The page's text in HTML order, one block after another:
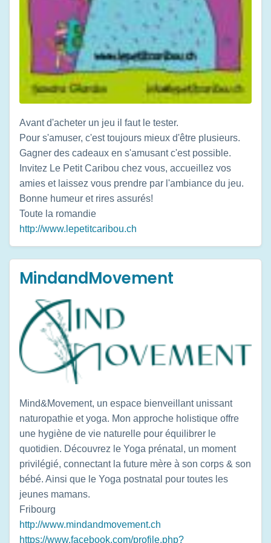
Avant d'acheter un jeu il faut le tester.
Pour s'amuser, c'est toujours mieux d'être plusieurs.
Gagner des cadeaux en s'amusant c'est possible.
Invitez Le Petit Caribou chez vous, accueillez vos
amies et laissez vous prendre par l'ambiance du jeu.
Bonne humeur et rires assurés!
Toute la romandie
http://www.lepetitcaribou.ch
MindandMovement
Mind&Movement, un espace bienveillant unissant
naturopathie et yoga. Mon approche holistique offre
une hygiène de vie naturelle pour équilibrer le
quotidien. Découvrez le Yoga prénatal, un moment
privilégié, connectant la future mère à son corps & son
bébé. Ainsi que le Yoga postnatal pour toutes les
jeunes mamans.
Fribourg
http://www.mindandmovement.ch
https://www.facebook.com/profile.php?